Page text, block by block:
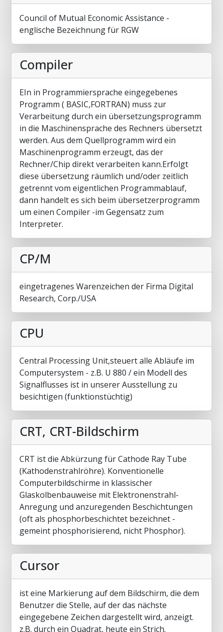
Council of Mutual Economic Assistance -
englische Bezeichnung für RGW
Compiler
EIn in Programmiersprache eingegebenes
Programm ( BASIC,FORTRAN) muss zur
Verarbeitung durch ein übersetzungsprogramm
in die Maschinensprache des Rechners übersetzt
werden. Aus dem Quellprogramm wird ein
Maschinenprogramm erzeugt, das der
Rechner/Chip direkt verarbeiten kann.Erfolgt
diese übersetzung räumlich und/oder zeitlich
getrennt vom eigentlichen Programmablauf,
dann handelt es sich beim übersetzerprogramm
um einen Compiler -im Gegensatz zum
Interpreter.
CP/M
eingetragenes Warenzeichen der Firma Digital
Research, Corp./USA
CPU
Central Processing Unit,steuert alle Abläufe im
Computersystem - z.B. U 880 / ein Modell des
Signalflusses ist in unserer Ausstellung zu
besichtigen (funktionstüchtig)
CRT, CRT-Bildschirm
CRT ist die Abkürzung für Cathode Ray Tube
(Kathodenstrahlröhre). Konventionelle
Computerbildschirme in klassischer
Glaskolbenbauweise mit Elektronenstrahl-
Anregung und anzuregenden Beschichtungen
(oft als phosphorbeschichtet bezeichnet -
gemeint phosphorisierend, nicht Phosphor).
Cursor
ist eine Markierung auf dem Bildschirm, die dem
Benutzer die Stelle, auf der das nächste
eingegebene Zeichen dargestellt wird, anzeigt.
z.B. durch ein Quadrat, heute ein Strich.